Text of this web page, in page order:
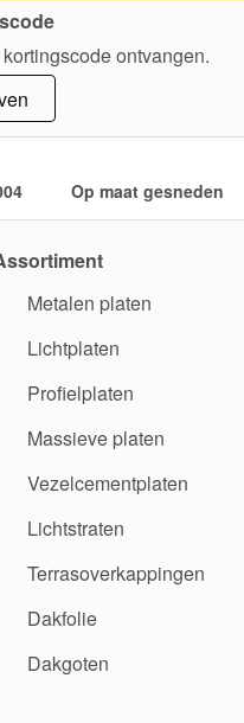
ontvangen.
Op maat gesneden
Metalen platen
Lichtplaten
Profielplaten
Massieve platen
Vezelcementplaten
Lichtstraten
Terrasoverkappingen
Dakfolie
Dakgoten